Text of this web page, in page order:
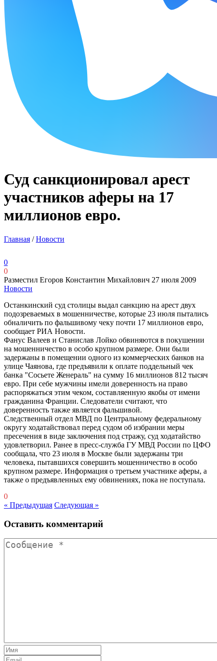
Суд санкционировал арест
участников аферы на 17
миллионов евро.
Главная /Новости
0
0
Разместил Егоров Константин Михайлович 27 июля 2009
Новости
Останкинский суд столицы выдал санкцию на арест двух
подозреваемых в мошенничестве, которые 23 июля пытались
обналичить по фальшивому чеку почти 17 миллионов евро,
сообщает РИА Новости.
Фанус Валеев и Станислав Лойко обвиняются в покушении
на мошенничество в особо крупном размере. Они были
задержаны в помещении одного из коммерческих банков на
улице Чаянова, где предъявили к оплате поддельный чек
банка "Сосьете Женераль" на сумму 16 миллионов 812 тысяч
евро. При себе мужчины имели доверенность на право
распоряжаться этим чеком, составляенную якобы от имени
гражданина Франции. Следователи считают, что
доверенность также является фальшивой.
Следственный отдел МВД по Центральному федеральному
округу ходатайствовал перед судом об избрании меры
пресечения в виде заключения под стражу, суд ходатайство
удовлетворил. Ранее в пресс-служба ГУ МВД России по ЦФО
сообщала, что 23 июля в Москве были задержаны три
человека, пытавшихся совершить мошенничество в особо
крупном размере. Информация о третьем участнике аферы, а
также о предъявленных ему обвинениях, пока не поступала.
0
« Предыдущая Следующая »
Оставить комментарий